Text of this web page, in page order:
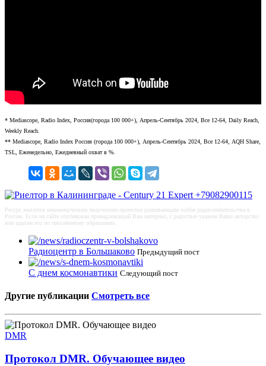
* Mediascope, Radio Index, Россия(города 100 000+), Апрель-Сентябрь 2024, Все 12-64, Daily Reach,
Weekly Reach.
** Mediascope, Radio Index Россия (города 100 000+), Апрель-Сентябрь 2024, Все 12-64, AQH Share,
TSL, Еженедельно, Ежедневный охват в %.
Ресурс явялется некоммерческим творческим проектом развивающим хобби радиолюбительства в
России. Если на сайте опубикован принадлежащий Вам материал, с радостью укажем Ваше авторство
или удалим его по письменному обращению.
Радиоцентр в Большаково Предыдущий пост
С днем космонавтики Следующий пост
Другие публикации Смотреть все
DMR
Протокол DMR. Обучающее видео